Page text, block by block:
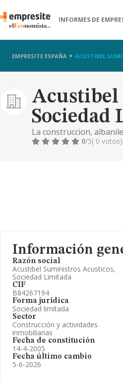
INFORMES DE
EMPRESITE ESPAÑA ACUSTIBEL
Acustibel
Sociedad
La construccion,
todos ellos en cualquier
0/5( 0 votos)
Información
Razón social
Acustibel Suministros Acusticos,
Sociedad Limitada
CIF
B84267194
Forma jurídica
Sociedad limitada
Sector
Construcción y actividades
inmobiliarias
Fecha de constitución
14-4-2005
Fecha último cambio
5-6-2026